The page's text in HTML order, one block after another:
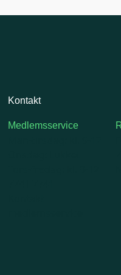
Kontakt
Medlemsservice